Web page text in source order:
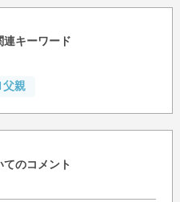
連キーワード
父親
てのコメント